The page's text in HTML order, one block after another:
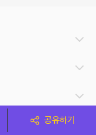
공유하기